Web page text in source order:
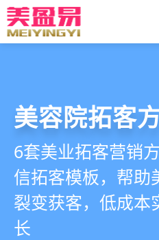
美业拓客，
美业全域引流获客
案，一站式解决美
锁、升难题
美容院拓客
6套美业拓客营销
信拓客模板，帮助
裂变获客，低成本
长
美业私域运
从拉新、转化、复
面俱到，赋能美容
户、业绩
持续增长